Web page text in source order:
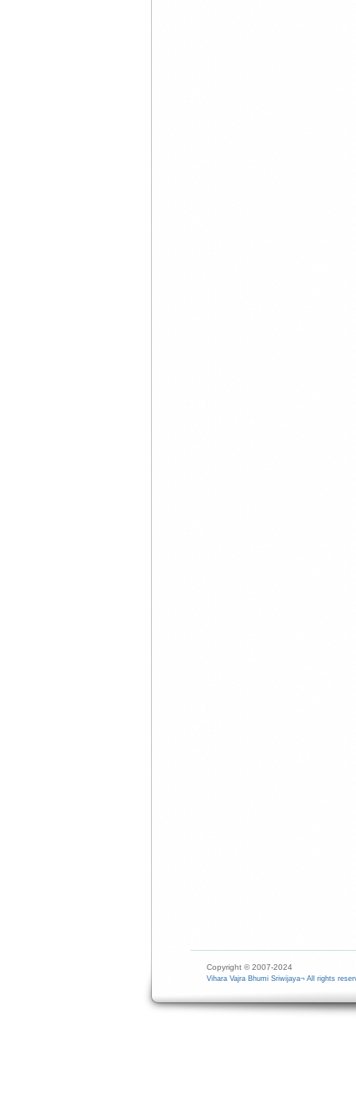
Copyright © 2007-2024
Vihara Vajra Bhumi Sriwijaya¬ All rights